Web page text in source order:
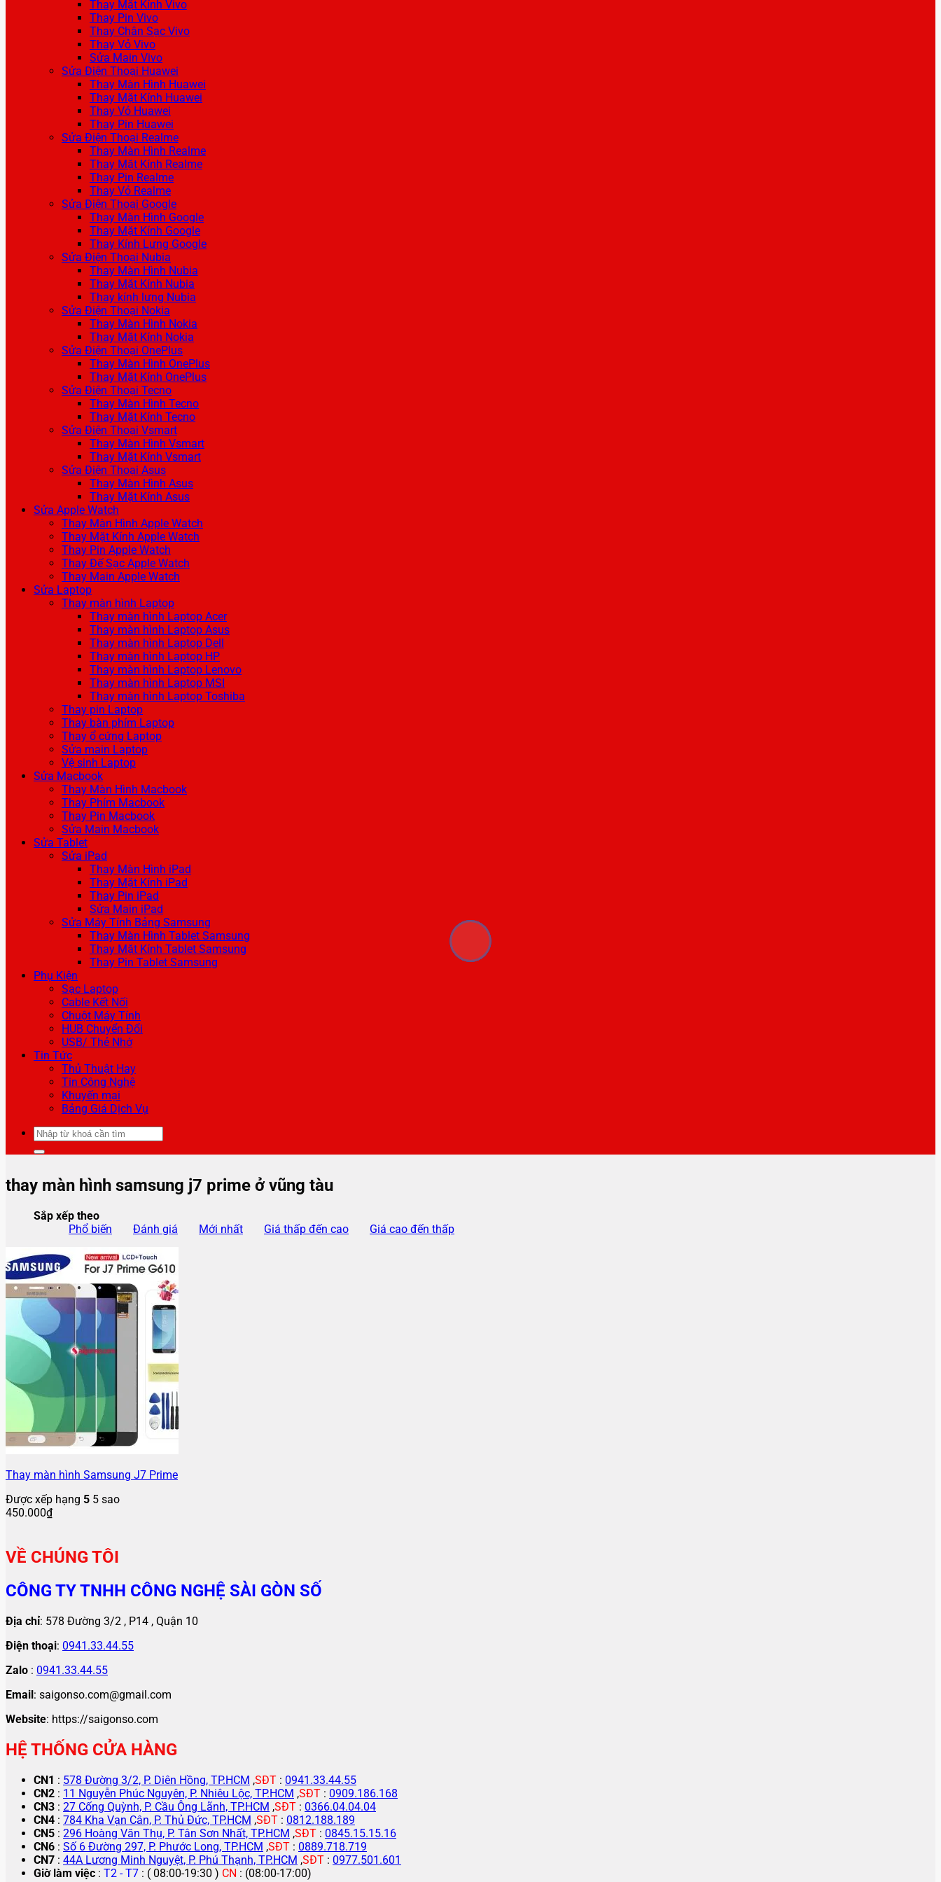
Thay Mặt Kính Vivo
Thay Pin Vivo
Thay Chân Sạc Vivo
Thay Vỏ Vivo
Sửa Main Vivo
Sửa Điện Thoại Huawei
Thay Màn Hình Huawei
Thay Mặt Kính Huawei
Thay Vỏ Huawei
Thay Pin Huawei
Sửa Điện Thoại Realme
Thay Màn Hình Realme
Thay Mặt Kính Realme
Thay Pin Realme
Thay Vỏ Realme
Sửa Điện Thoại Google
Thay Màn Hình Google
Thay Mặt Kính Google
Thay Kính Lưng Google
Sửa Điện Thoại Nubia
Thay Màn Hình Nubia
Thay Mặt Kính Nubia
Thay kính lưng Nubia
Sửa Điện Thoại Nokia
Thay Màn Hình Nokia
Thay Mặt Kính Nokia
Sửa Điện Thoại OnePlus
Thay Màn Hình OnePlus
Thay Mặt Kính OnePlus
Sửa Điện Thoại Tecno
Thay Màn Hình Tecno
Thay Mặt Kính Tecno
Sửa Điện Thoại Vsmart
Thay Màn Hình Vsmart
Thay Mặt Kính Vsmart
Sửa Điện Thoại Asus
Thay Màn Hình Asus
Thay Mặt Kính Asus
Sửa Apple Watch
Thay Màn Hình Apple Watch
Thay Mặt Kính Apple Watch
Thay Pin Apple Watch
Thay Đế Sạc Apple Watch
Thay Main Apple Watch
Sửa Laptop
Thay màn hình Laptop
Thay màn hình Laptop Acer
Thay màn hình Laptop Asus
Thay màn hình Laptop Dell
Thay màn hình Laptop HP
Thay màn hình Laptop Lenovo
Thay màn hình Laptop MSI
Thay màn hình Laptop Toshiba
Thay pin Laptop
Thay bàn phím Laptop
Thay ổ cứng Laptop
Sửa main Laptop
Vệ sinh Laptop
Sửa Macbook
Thay Màn Hình Macbook
Thay Phím Macbook
Thay Pin Macbook
Sửa Main Macbook
Sửa Tablet
Sửa iPad
Thay Màn Hình iPad
Thay Mặt Kính iPad
Thay Pin iPad
Sửa Main iPad
Sửa Máy Tính Bảng Samsung
Thay Màn Hình Tablet Samsung
Thay Mặt Kính Tablet Samsung
Thay Pin Tablet Samsung
Phụ Kiện
Sạc Laptop
Cable Kết Nối
Chuột Máy Tính
HUB Chuyển Đổi
USB/ Thẻ Nhớ
Tin Tức
Thủ Thuật Hay
Tin Công Nghệ
Khuyến mại
Bảng Giá Dịch Vụ
Tìm
kiếm:
thay màn hình samsung j7 prime ở vũng tàu
Sắp xếp theo
Phổ biến
Đánh giá Mới nhất Giá thấp đến cao Giá cao đến thấp
Thay màn hình Samsung J7 Prime
Được xếp hạng 5 5 sao
450.000₫
VỀ CHÚNG TÔI
CÔNG TY TNHH CÔNG NGHỆ SÀI GÒN SỐ
Địa chỉ: 578 Đường 3/2 , P14 , Quận 10
Điện thoại: 0941.33.44.55
Zalo : 0941.33.44.55
Email: saigonso.com@gmail.com
Website: https://saigonso.com
HỆ THỐNG CỬA HÀNG
CN1 : 578 Đường 3/2, P. Diên Hồng, TP.HCM ,SĐT : 0941.33.44.55
CN2 : 11 Nguyễn Phúc Nguyên, P. Nhiêu Lộc, TP.HCM ,SĐT : 0909.186.168
CN3 : 27 Cống Quỳnh, P. Cầu Ông Lãnh, TP.HCM ,SĐT : 0366.04.04.04
CN4 : 784 Kha Vạn Cân, P. Thủ Đức, TP.HCM ,SĐT : 0812.188.189
CN5 : 296 Hoàng Văn Thụ, P. Tân Sơn Nhất, TP.HCM ,SĐT : 0845.15.15.16
CN6 : Số 6 Đường 297, P. Phước Long, TP.HCM ,SĐT : 0889.718.719
CN7 : 44A Lương Minh Nguyệt, P. Phú Thạnh, TP.HCM ,SĐT : 0977.501.601
Giờ làm việc : T2 - T7 : ( 08:00-19:30 ) CN : (08:00-17:00)